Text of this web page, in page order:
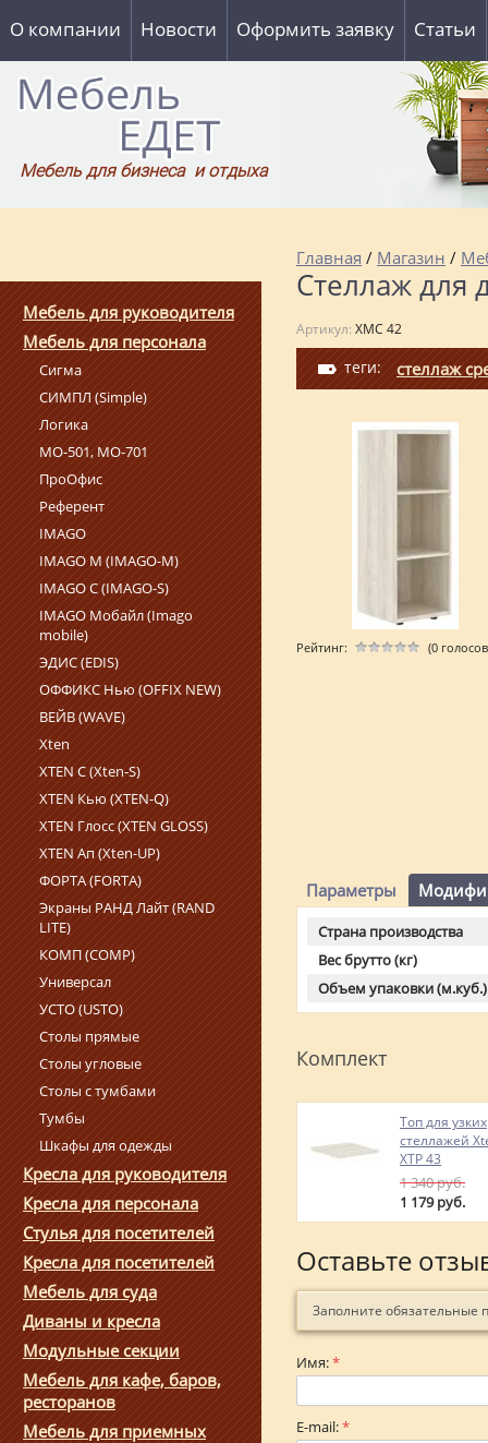
О компании Новости Оформить заявку Статьи
Мебель для бизнеса и отдыха
Мебель для руководителя
Мебель для персонала
Сигма
СИМПЛ (Simple)
Логика
МО-501, МО-701
ПроОфис
Референт
IMAGO
IMAGO M (IMAGO-M)
IMAGO С (IMAGO‑S)
IMAGO Мобайл (Imago
mobile)
ЭДИС (EDIS)
ОФФИКС Нью (OFFIX NEW)
ВЕЙВ (WAVE)
Xten
XTEN С (Xten-S)
XTEN Кью (XTEN-Q)
XTEN Глосс (XTEN GLOSS)
XTEN Ап (Xten-UP)
ФОРТА (FORTA)
Экраны РАНД Лайт (RAND
LITE)
КОМП (COMP)
Универсал
УСТО (USTO)
Столы прямые
Столы угловые
Столы с тумбами
Тумбы
Шкафы для одежды
Кресла для руководителя
Кресла для персонала
Стулья для посетителей
Кресла для посетителей
Мебель для суда
Диваны и кресла
Модульные секции
Мебель для кафе, баров,
ресторанов
Мебель для приемных
Главная / Магазин /
Стеллаж для
Артикул: XMC 42
теги: стеллаж
Рейтинг: (0
Параметры
Страна производства
Вес брутто (кг)
Объем упаковки (м.куб.)
Комплект
Топ для узких
стеллажей
XТP 43
1 340руб.
1 179руб.
Оставьте
Заполните обязательные
Имя:*
E-mail:*